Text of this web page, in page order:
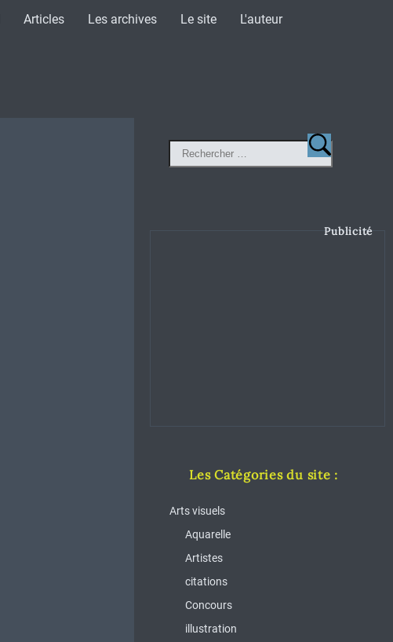
Articles Les archives Le site L'auteur
Publicité
Les Catégories du site :
Arts visuels
Aquarelle
Artistes
citations
Concours
illustration